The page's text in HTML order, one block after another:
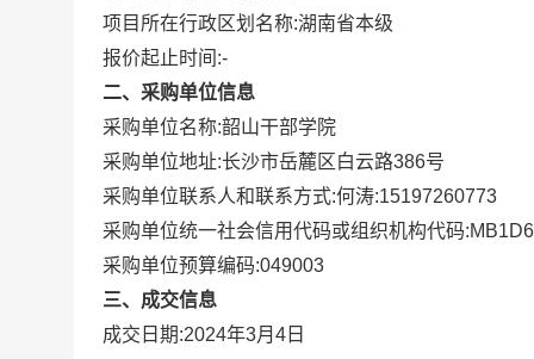
项目所在行政区划名称:湖南省本级
报价起止时间:-
二、采购单位信息
采购单位名称:韶山干部学院
采购单位地址:长沙市岳麓区白云路386号
采购单位联系人和联系方式:何涛:15197260773
采购单位统一社会信用代码或组织机构代码:
采购单位预算编码:049003
三、成交信息
成交日期:2024年3月4日